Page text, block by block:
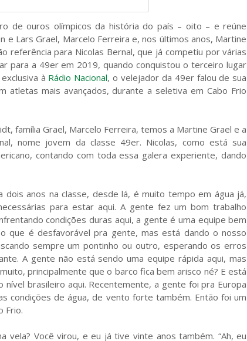
de ouros olímpicos da história do país – oito – e reúne
e Lars Grael, Marcelo Ferreira e, nos últimos anos, Martine
referência para Nicolas Bernal, que já competiu por várias
para a 49er em 2019, quando conquistou o terceiro lugar
à Rádio Nacional, o velejador da 49er falou de sua
atletas mais avançados, durante a seletiva em Cabo Frio
família Grael, Marcelo Ferreira, temos a Martine Grael e a
nome jovem da classe 49er. Nicolas, como está sua
contando com toda essa galera experiente, dando
dois anos na classe, desde lá, é muito tempo em água já,
para estar aqui. A gente fez um bom trabalho
condições duras aqui, a gente é uma equipe bem
que é desfavorável pra gente, mas está dando o nosso
sempre um pontinho ou outro, esperando os erros
A gente não está sendo uma equipe rápida aqui, mas
principalmente que o barco fica bem arisco né? E está
brasileiro aqui. Recentemente, a gente foi pra Europa
condições de água, de vento forte também. Então foi um
Frio.
vela? Você virou, e eu já tive vinte anos também. “Ah, eu